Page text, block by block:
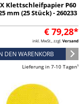
Klettschleifpapier P60
mm (25 Stück) - 260233
€ 79,28*
inkl. MwSt., zzgl. Versand
DEN WARENKORB
Lieferung in 7-10 Tagen¹